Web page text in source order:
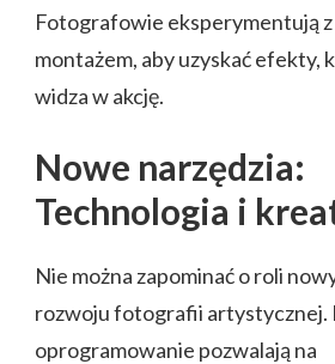
Fotografowie eksperymentują z
montażem, aby uzyskać efekty,
widza w akcję.
Nowe narzędzia:
Technologia i
Nie można zapominać o roli
rozwoju fotografii artystycznej.
oprogramowanie pozwalają na